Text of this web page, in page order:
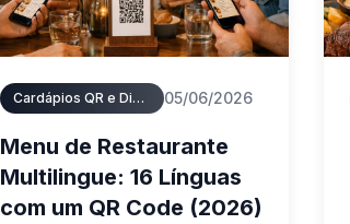
Cardápios QR e Digitais 05/06/2026
Menu de Restaurante
Multilingue: 16 Línguas
com um QR Code (2026)